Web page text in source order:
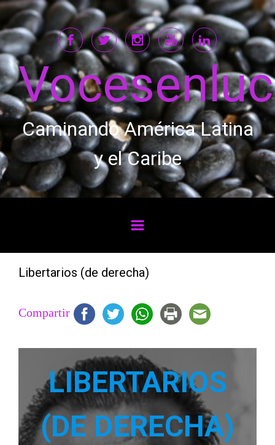
Saltar al contenido principal
Caminando América Latina
y el Caribe
Libertarios (de derecha)
Compartir
LIBERTARIOS
(DE DERECHA)